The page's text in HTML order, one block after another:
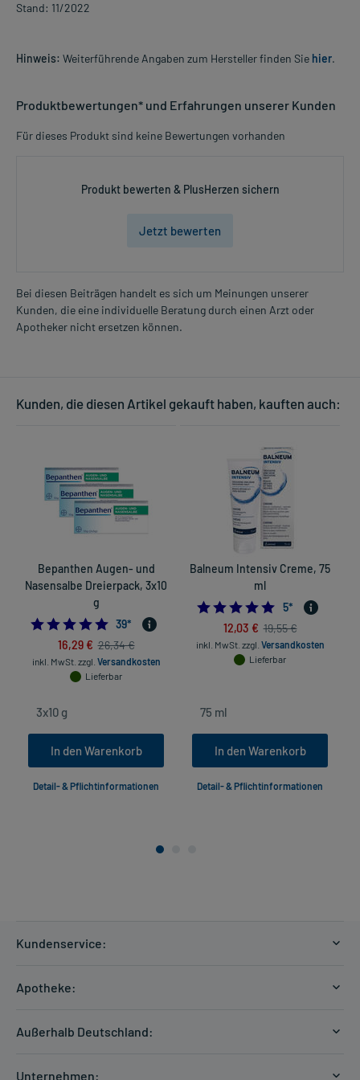
Stand: 11/2022
Hinweis: Weiterführende Angaben zum Hersteller finden Sie hier.
Produktbewertungen* und Erfahrungen unserer Kunden
Für dieses Produkt sind keine Bewertungen vorhanden
Produkt bewerten & PlusHerzen sichern
Jetzt bewerten
Bei diesen Beiträgen handelt es sich um Meinungen unserer
Kunden, die eine individuelle Beratung durch einen Arzt oder
Apotheker nicht ersetzen können.
Kunden, die diesen Artikel gekauft haben, kauften auch:
Bepanthen Augen- und
Nasensalbe Dreierpack, 3x10
g
4.9743589743589745
39*
16,29 € 26,34 €
inkl. MwSt. zzgl. Versandkosten
Lieferbar
In den Warenkorb
Detail- & Pflichtinformationen
Balneum Intensiv Creme, 75
ml
5.0
5*
12,03 € 19,55 €
inkl. MwSt. zzgl. Versandkosten
Lieferbar
In den Warenkorb
Detail- & Pflichtinformationen
Kundenservice:
Hilfe
Apotheke:
Außerhalb Deutschland:
Unternehmen: